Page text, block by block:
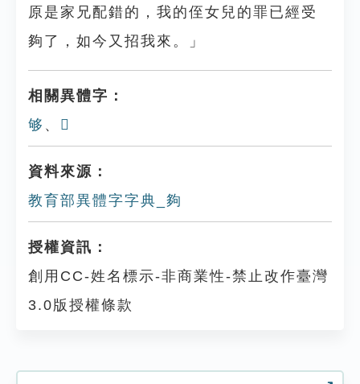
原是家兄配錯的，我的侄女兒的罪已經受
夠了，如今又招我來。」
相關異體字：
够 、 𡖜
資料來源：
教育部異體字字典_夠
授權資訊：
創用CC-姓名標示-非商業性-禁止改作臺灣
3.0版授權條款